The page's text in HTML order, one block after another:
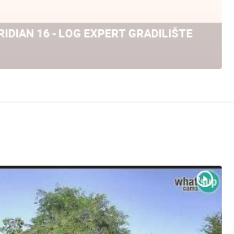
16 - LOG EXPERT GRADILIŠTE